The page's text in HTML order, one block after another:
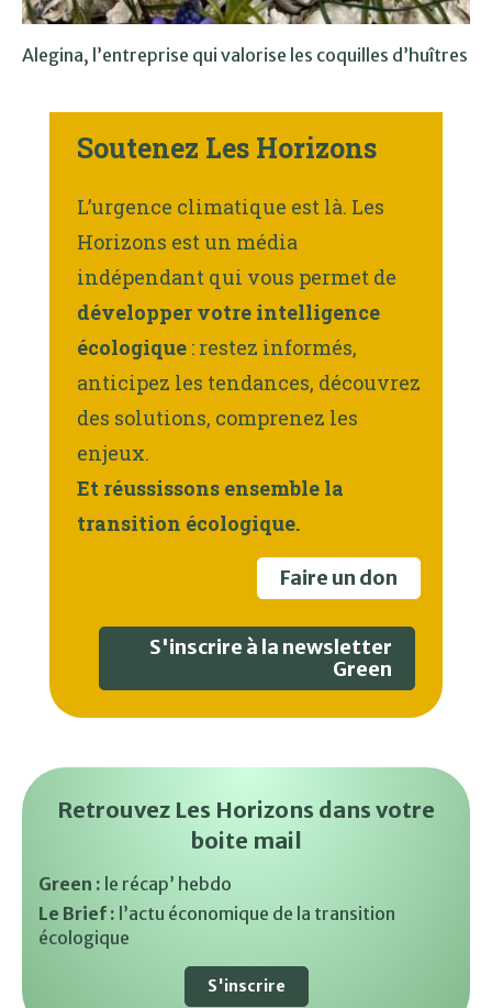
Alegina, l’entreprise qui valorise les coquilles d’huîtres
Soutenez Les Horizons
L’urgence climatique est là. Les
Horizons est un média
indépendant qui vous permet de
développer votre intelligence
écologique : restez informés,
anticipez les tendances, découvrez
des solutions, comprenez les
enjeux.
Et réussissons ensemble la
transition écologique.
Faire un don
S'inscrire à la newsletter
Green
Retrouvez Les Horizons dans votre
boite mail
Green : le récap’ hebdo
Le Brief : l’actu économique de la transition
écologique
S'inscrire